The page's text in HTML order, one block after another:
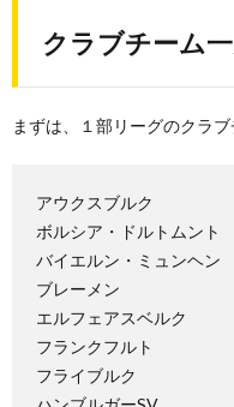
クラブチーム
まずは、１部リーグのクラ
アウクスブルク
ボルシア・ドルトムント
バイエルン・ミュンヘン
ブレーメン
エルフェアスベルク
フランクフルト
フライブルク